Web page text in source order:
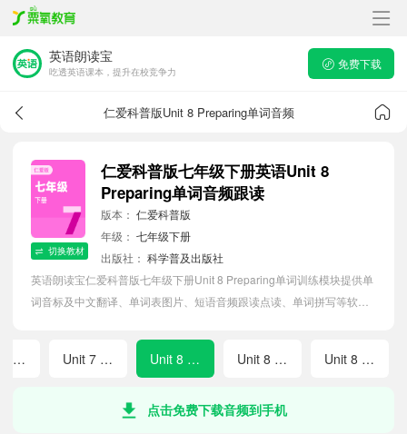
英语朗读宝
吃透英语课本，提升在校竞争力
免费下载
仁爱科普版Unit 8 Preparing单词音频
切换教材
仁爱科普版七年级下册英语Unit 8
Preparing单词音频跟读
版本： 仁爱科普版
年级： 七年级下册
出版社： 科学普及出版社
英语朗读宝仁爱科普版七年级下册Unit 8 Preparing单词训练模块提供单
词音标及中文翻译、单词表图片、短语音频跟读点读、单词拼写等软件
Unit 7 Developing Unit 7 Wrapping Up Unit 8 Preparing Unit 8 Exploring Unit 8 Developing
点击免费下载音频到手机